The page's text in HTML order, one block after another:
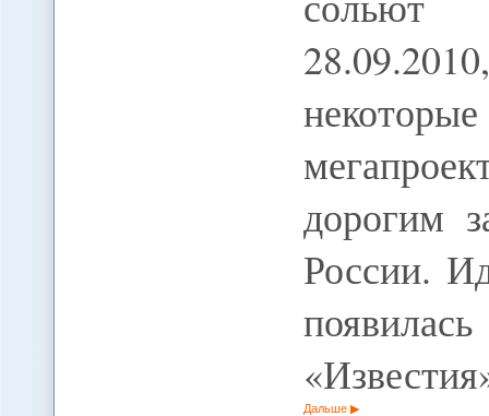
дорогим
России.
Дальше